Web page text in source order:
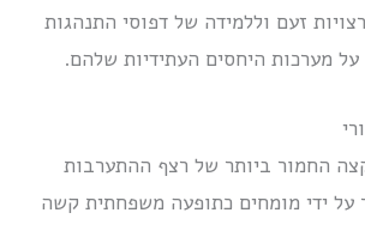
זעם וללמידה של דפוסי התנהגות
על מערכות היחסים העתידיות שלהם.
החמור ביותר של רצף ההתערבות
על ידי מומחים כתופעה משפחתית קשה